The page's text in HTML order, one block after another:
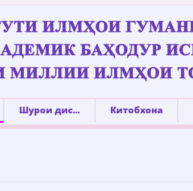
Шурои дис... Китобхона